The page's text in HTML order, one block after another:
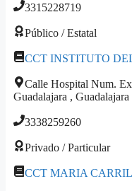
3315228719
Público / Estatal
CCT INSTITUTO
Calle Hospital Num.
Guadalajara ,
3338259260
Privado / Particular
CCT MARIA